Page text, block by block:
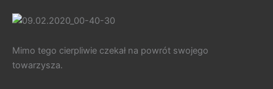
Mimo tego cierpliwie czekał na powrót swojego
towarzysza.